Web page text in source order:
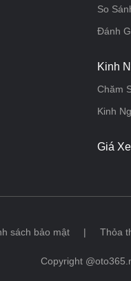
So
Đánh
Kinh
Chăm
Kinh
Giá
sách bảo mật | Thỏa
Copyright